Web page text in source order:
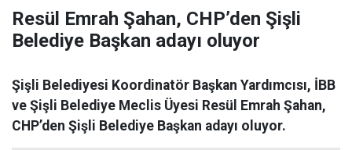
Resül Emrah Şahan, CHP’den Şişli
Belediye Başkan adayı oluyor
Şişli Belediyesi Koordinatör Başkan Yardımcısı, İBB
ve Şişli Belediye Meclis Üyesi Resül Emrah Şahan,
CHP’den Şişli Belediye Başkan adayı oluyor.